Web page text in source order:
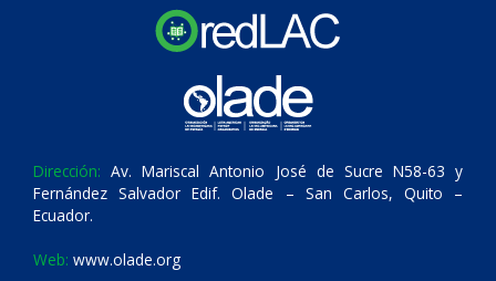
Dirección: Av. Mariscal Antonio José de Sucre N58-63 y
Fernández Salvador Edif. Olade – San Carlos, Quito –
Ecuador.
Web: www.olade.org